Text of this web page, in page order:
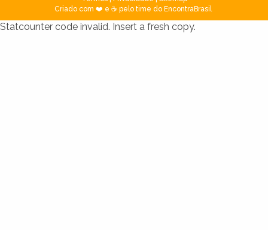
Criado com ❤️ e ☕ pelo time do EncontraBrasil
Statcounter code invalid. Insert a fresh copy.